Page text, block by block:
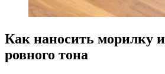
Как наносить морилку
ровного тона